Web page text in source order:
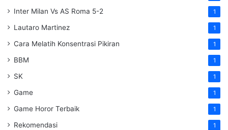
Inter Milan Vs AS Roma 5-2 1
Lautaro Martinez 1
Cara Melatih Konsentrasi Pikiran 1
BBM 1
SK 1
Game 1
Game Horor Terbaik 1
Rekomendasi 1